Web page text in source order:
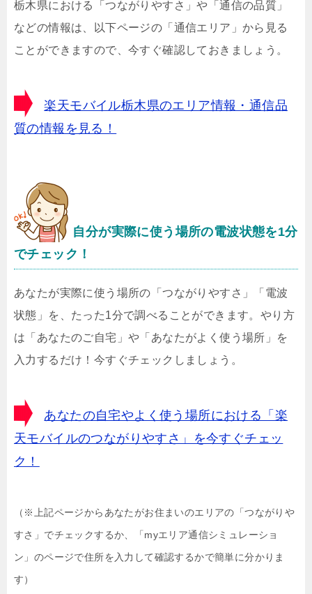
栃木県における「つながりやすさ」や「通信の品質」
などの情報は、以下ページの「通信エリア」から見る
ことができますので、今すぐ確認しておきましょう。
楽天モバイル栃木県のエリア情報・通信品
質の情報を見る！
自分が実際に使う場所の電波状態を1分
でチェック！
あなたが実際に使う場所の「つながりやすさ」「電波
状態」を、たった1分で調べることができます。やり方
は「あなたのご自宅」や「あなたがよく使う場所」を
入力するだけ！今すぐチェックしましょう。
あなたの自宅やよく使う場所における「楽
天モバイルのつながりやすさ」を今すぐチェッ
ク！
（※上記ページからあなたがお住まいのエリアの「つながりや
すさ」でチェックするか、「myエリア通信シミュレーショ
ン」のページで住所を入力して確認するかで簡単に分かりま
す）